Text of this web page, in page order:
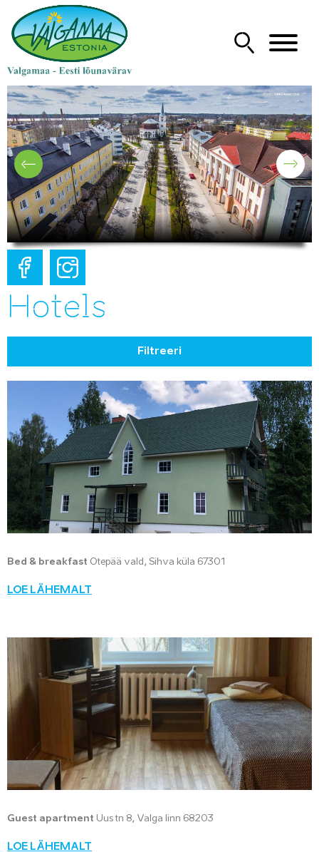
Hotels
Filtreeri
Bed & breakfast Otepää vald, Sihva küla 67301
LOE LÄHEMALT
Guest apartment Uus tn 8, Valga linn 68203
LOE LÄHEMALT